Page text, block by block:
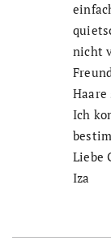
nicht
Ich
Liebe
Iza